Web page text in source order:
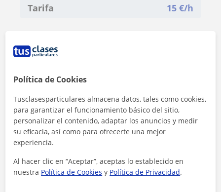
Tarifa 15 €/h
Política de Cookies
Tusclasesparticulares almacena datos, tales como cookies,
para garantizar el funcionamiento básico del sitio,
personalizar el contenido, adaptar los anuncios y medir
su eficacia, así como para ofrecerte una mejor
experiencia.
Al hacer clic en “Aceptar”, aceptas lo establecido en
nuestra Política de Cookies y Política de Privacidad.